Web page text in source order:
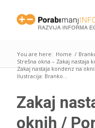
You are here: Home /
Strešna okna – Zakaj nastaja
Zakaj nastaja kondenz na
Ilustracija: Branko...
Zakaj
oknih /